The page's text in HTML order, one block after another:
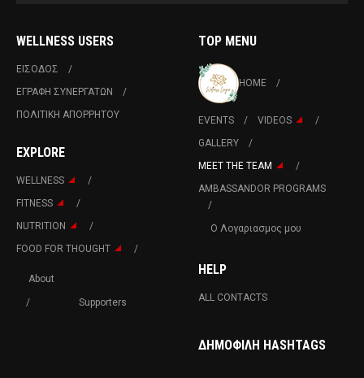
WELLNESS USERS
ΕΙΣΟΔΟΣ
ΕΓΡΑΦΗ ΣΥΝΕΡΓΑΤΩΝ
ΠΟΛΙΤΙΚΉ ΑΠΟΡΡΉΤΟΥ
EXPLORE
WELLNESS
FITNESS
NUTRITION
FOOD FOR THOUGHT
About
Supporters
TOP MENU
HOME
EVENTS
VIDEOS
GALLERY
MEET THE TEAM
AMBASSANDOR PROGRAMS
Ο Λογαριασμος μου
HELP
ALL CONTACTS
ΔΗΜΟΦΙΛΉ HASHTAGS